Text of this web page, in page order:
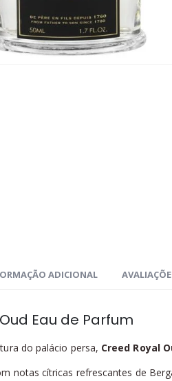
ADICIONAL
Eau de Parfum
do palácio persa, Creed Royal
notas cítricas refrescantes de